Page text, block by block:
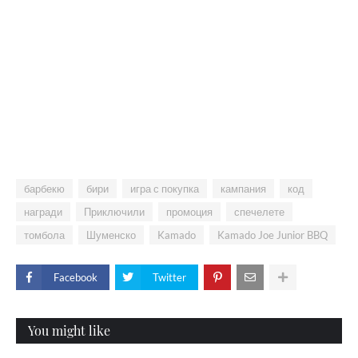
барбекю бири игра с покупка кампания
код
награди
Приключили промоция
спечелете
томбола
Шуменско Kamado Kamado Joe Junior BBQ
Facebook Twitter
You might like